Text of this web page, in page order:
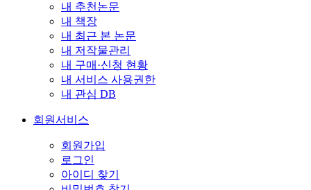
내 추천논문
내 책장
내 최근 본 논문
내 저작물관리
내 구매·신청 현황
내 서비스 사용권한
내 관심 DB
회원서비스
회원가입
로그인
아이디 찾기